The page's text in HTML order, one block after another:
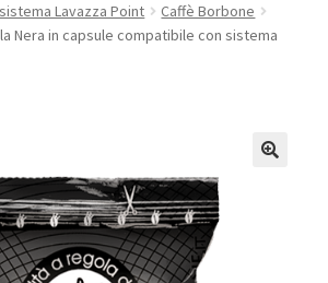
Lavazza Point
Caffè Borbone
Nera in capsule compatibile con sistema